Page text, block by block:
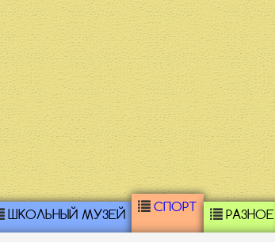
ШКОЛЬНЫЙ МУЗЕЙ
СПОРТ
РАЗНОЕ